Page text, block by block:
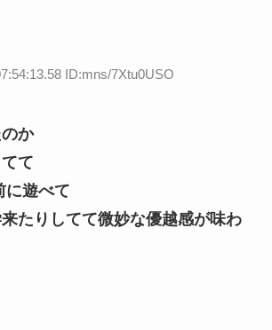
ID:mns/7Xtu0USO
か
て
に遊べて
たりしてて微妙な優越感が味わ